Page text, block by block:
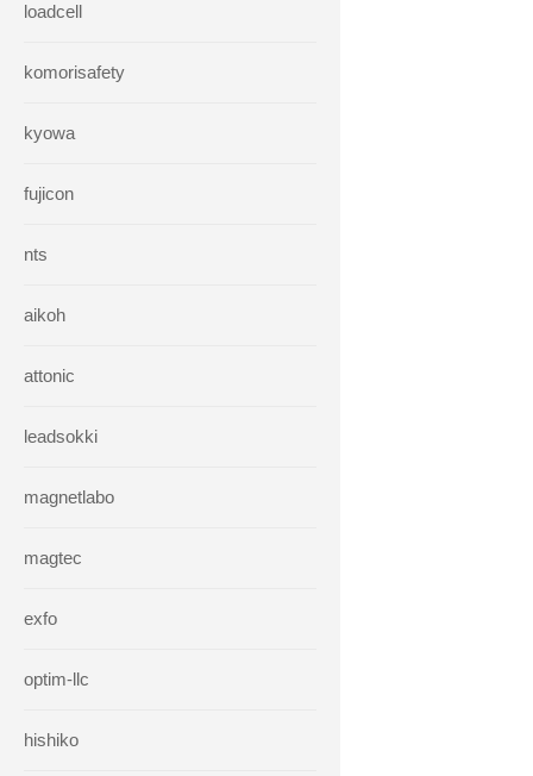
loadcell
komorisafety
kyowa
fujicon
nts
aikoh
attonic
leadsokki
magnetlabo
magtec
exfo
optim-llc
hishiko